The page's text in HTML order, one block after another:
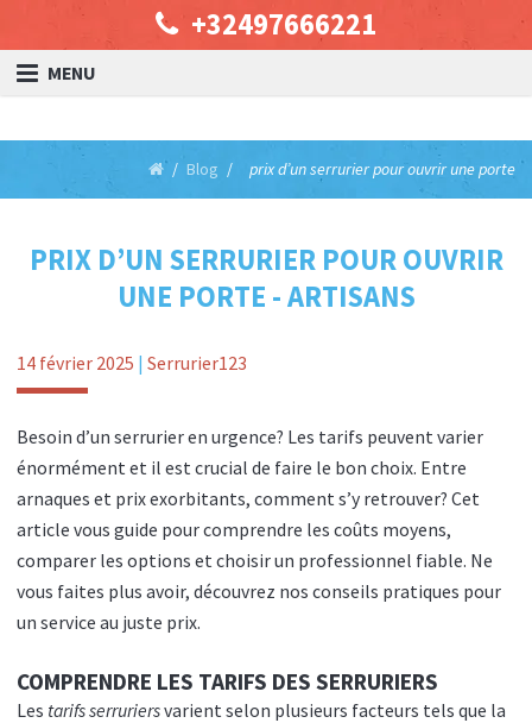
+32497666221
MENU
Blog prix d’un serrurier pour ouvrir une porte
PRIX D’UN SERRURIER POUR OUVRIR
UNE PORTE - ARTISANS
14 février 2025 Serrurier123
Besoin d’un serrurier en urgence? Les tarifs peuvent varier
énormément et il est crucial de faire le bon choix. Entre
arnaques et prix exorbitants, comment s’y retrouver? Cet
article vous guide pour comprendre les coûts moyens,
comparer les options et choisir un professionnel fiable. Ne
vous faites plus avoir, découvrez nos conseils pratiques pour
un service au juste prix.
COMPRENDRE LES TARIFS DES SERRURIERS
Les tarifs serruriersvarient selon plusieurs facteurs tels que la